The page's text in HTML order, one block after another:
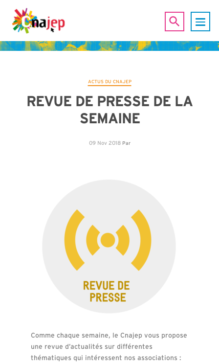
ACTUS DU CNAJEP
REVUE DE PRESSE DE LA
SEMAINE
09 Nov 2018 Par
Comme chaque semaine, le Cnajep vous propose
une revue d’actualités sur différentes
thématiques qui intéressent nos associations :